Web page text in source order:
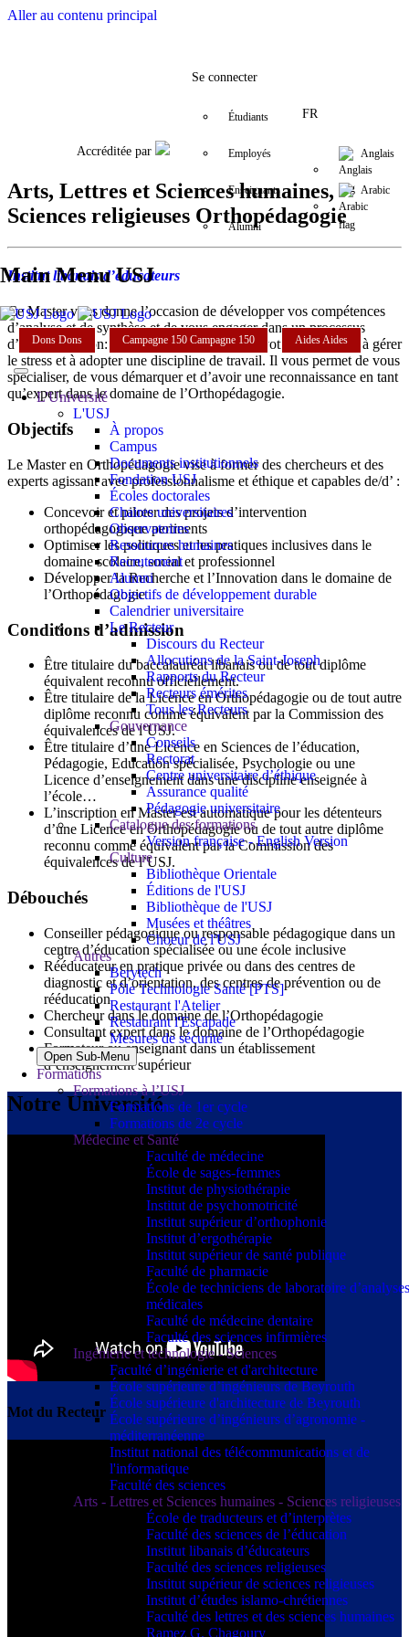
Aller au contenu principal
Facebook
Accréditée par
Se connecter
Étudiants
Employés
Enseignants
Alumni
FR
Anglais
Arabic
Main Menu USJ
Dons Dons Campagne 150 Campagne 150 AidesAides
L'Université
L'USJ
À propos
Campus
Documents institutionnels
Fondation USJ
Écoles doctorales
Chaires universitaires
Observatoires
Ressources humaines
Recrutement
Alumni
Objectifs de développement durable
Calendrier universitaire
Le Recteur
Discours du Recteur
Allocutions de la Saint-Joseph
Rapports du Recteur
Recteurs émérites
Tous les Recteurs
Gouvernance
Conseils
Rectorat
Centre universitaire d’éthique
Assurance qualité
Pédagogie universitaire
Catalogue des formations
Version française - English Version
Culture
Bibliothèque Orientale
Éditions de l'USJ
Bibliothèque de l'USJ
Musées et théâtres
Choeur de l'USJ
Autres
Berytech
Pôle Technologie Santé [PTS]
Restaurant l'Atelier
Restaurant l'Escapade
Mesures de sécurité
Open Sub-Menu
Formations
Formations à l’USJ
Formations de 1er cycle
Formations de 2e cycle
Médecine et Santé
Faculté de médecine
École de sages-femmes
Institut de physiothérapie
Institut de psychomotricité
Institut supérieur d’orthophonie
Institut d’ergothérapie
Institut supérieur de santé publique
Faculté de pharmacie
École de techniciens de laboratoire d’analyses
médicales
Faculté de médecine dentaire
Faculté des sciences infirmières
Ingénierie et technologie - Sciences
Faculté d’ingénierie et d'architecture
École supérieure d’ingénieurs de Beyrouth
École supérieure d'architecture de Beyrouth
École supérieure d’ingénieurs d’agronomie -
méditerranéenne
Institut national des télécommunications et de
l'informatique
Faculté des sciences
Arts - Lettres et Sciences humaines - Sciences religieuses
École de traducteurs et d’interprètes
Faculté des sciences de l’éducation
Institut libanais d’éducateurs
Faculté des sciences religieuses
Institut supérieur de sciences religieuses
Institut d’études islamo-chrétiennes
Faculté des lettres et des sciences humaines
Ramez G. Chagoury
Arts, Lettres et Sciences humaines,
Sciences religieuses Orthopédagogie
Institut libanais d’éducateurs
Ce Master vous donne l’occasion de développer vos compétences
d’analyse et de synthèse et de vous engager dans un processus
d’auto-formation: d’apprendre à développer votre autonomie, à gérer
le stress et à adopter une discipline de travail. Il vous permet de vous
spécialiser, de vous démarquer et d’avoir une reconnaissance en tant
qu’expert dans le domaine de l’Orthopédagogie.
Objectifs
Le Master en Orthopédagogie vise à former des chercheurs et des
experts agissant avec professionnalisme et éthique et capables de/d’ :
Concevoir et piloter des projets d’intervention
orthopédagogique pertinents
Optimiser les politiques et les pratiques inclusives dans le
domaine scolaire, social et professionnel
Développer la Recherche et l’Innovation dans le domaine de
l’Orthopédagogie
Conditions d’admission
Être titulaire du baccalauréat libanais ou de tout diplôme
équivalent reconnu officiellement.
Être titulaire de la Licence en Orthopédagogie ou de tout autre
diplôme reconnu comme équivalent par la Commission des
équivalences de l’USJ.
Être titulaire d’une Licence en Sciences de l’éducation,
Pédagogie, Education spécialisée, Psychologie ou une
Licence d’enseignement dans une discipline enseignée à
l’école…
L’inscription en Master est automatique pour les détenteurs
d’une Licence en Orthopédagogie ou de tout autre diplôme
reconnu comme équivalent par la Commission des
équivalences de l’USJ.
Débouchés
Conseiller pédagogique ou responsable pédagogique dans un
centre d’éducation spécialisée ou une école inclusive
Rééducateur en pratique privée ou dans des centres de
diagnostic et d’orientation, des centres de prévention ou de
rééducation
Chercheur dans le domaine de l’Orthopédagogie
Consultant expert dans le domaine de l’Orthopédagogie
Formateur ou enseignant dans un établissement
d’enseignement supérieur
Notre Université
Mot du Recteur